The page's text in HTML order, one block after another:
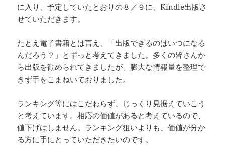
に入り、予定していたとおりの８／９に、Kindle出版さ
せていただきます。
たとえ電子書籍とは言え、「出版できるのはいつになる
んだろう？」とずっと考えてきました。多くの皆さんか
ら出版を勧められてきましたが、膨大な情報量を整理で
きず手をこまねいておりました。
ランキング等にはこだわらず、じっくり見据えていこう
と考えています。相応の価値があると考えているので、
値下げはしません。ランキング狙いよりも、価値が分か
る方に手にとっていただきたいのです。